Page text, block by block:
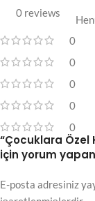
0 reviews
0
0
0
0
0
“Çocuklara Özel
için yorum
E-posta adresiniz